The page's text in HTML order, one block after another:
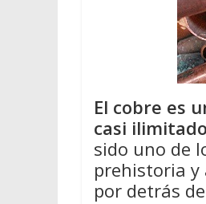
El cobre es
casi
sido uno de
prehistoria y
por detrás